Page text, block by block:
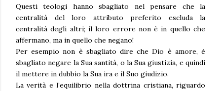
Questi teologi hanno sbagliato nel pensare che la
centralità del loro attributo preferito escluda la
centralità degli altri; il loro errore non è in quello che
affermano, ma in quello che negano!
Per esempio non è sbagliato dire che Dio è amore, è
sbagliato negare la Sua santità, o la Sua giustizia, e quindi
il mettere in dubbio la Sua ira e il Suo giudizio.
La verità e l’equilibrio nella dottrina cristiana, riguardo